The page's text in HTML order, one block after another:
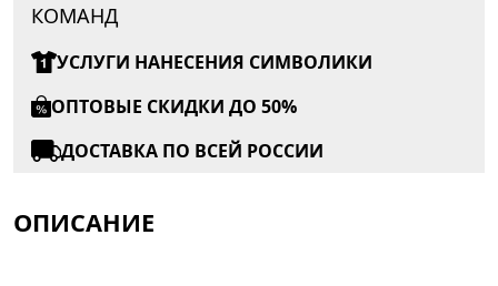
КОМАНД
УСЛУГИ НАНЕСЕНИЯ СИМВОЛИКИ
ОПТОВЫЕ СКИДКИ ДО 50%
ДОСТАВКА ПО ВСЕЙ РОССИИ
ОПИСАНИЕ